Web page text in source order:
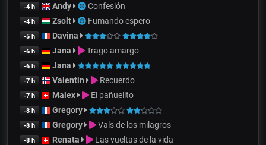
-4 h Andy Confesión
-4 h Zsolt Fumando espero
-5 h Davina
-6 h Jana Trago amargo
-6 h Jana
-7 h Valentin Recuerdo
-7 h Malex El pañuelito
-8 h Gregory
-8 h Gregory Vals de los milagros
-8 h Renata Las vueltas de la vida